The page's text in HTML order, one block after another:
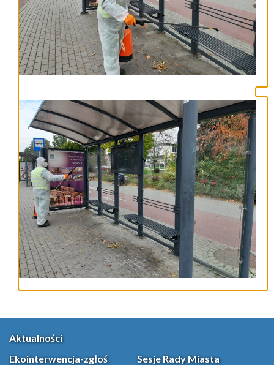
Aktualności
Ekointerwencja-zgłoś
Sesje Rady Miasta